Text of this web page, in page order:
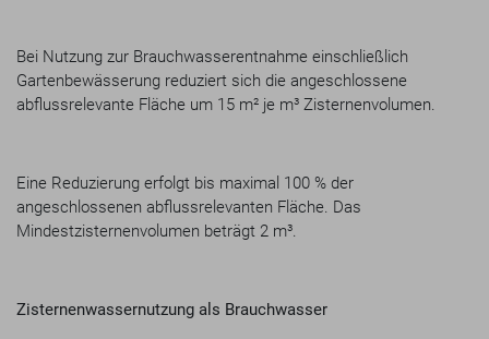
Bei Nutzung zur Brauchwasserentnahme einschließlich
Gartenbewässerung reduziert sich die angeschlossene
abflussrelevante Fläche um 15 m² je m³ Zisternenvolumen.
Eine Reduzierung erfolgt bis maximal 100 % der
angeschlossenen abflussrelevanten Fläche. Das
Mindestzisternenvolumen beträgt 2 m³.
Zisternenwassernutzung als Brauchwasser